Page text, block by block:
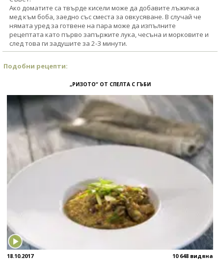
Ако доматите са твърде кисели може да добавите лъжичка
мед към боба, заедно със сместа за овкусяване. В случай че
нямата уред за готвене на пара може да изпълните
рецептата като първо запържите лука, чесъна и морковите и
след това ги задушите за 2-3 минути.
Подобни рецепти:
„РИЗОТО“ ОТ СПЕЛТА С ГЪБИ
18.10.2017 10 648 видяна